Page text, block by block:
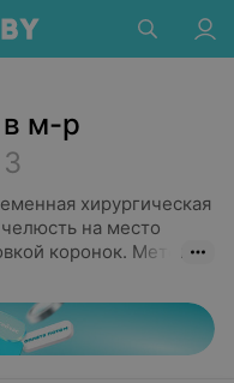
в м-р
3
хирургическая
на место
коронок. Метод
улыбку при
имплантации: